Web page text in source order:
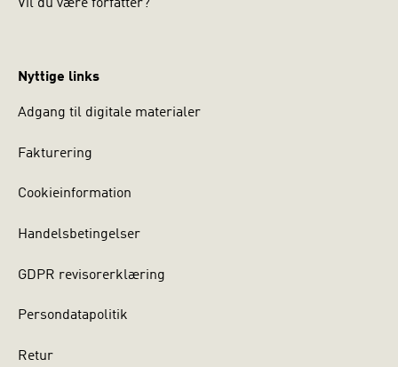
Vil du være forfatter?
Nyttige links
Adgang til digitale materialer
Fakturering
Cookieinformation
Handelsbetingelser
GDPR revisorerklæring
Persondatapolitik
Retur